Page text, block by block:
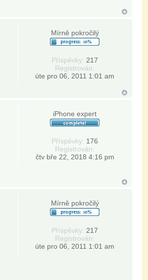
Mírně pokročilý
Příspěvky: 217
Registrován:
úte pro 06, 2011 1:01 am
iPhone expert
Příspěvky: 176
Registrován:
čtv bře 22, 2018 4:16 pm
Mírně pokročilý
Příspěvky: 217
Registrován:
úte pro 06, 2011 1:01 am